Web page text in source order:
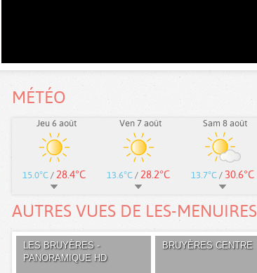
MÉTÉO
Jeu 6 août
15.0°C / 28.4°C
Ven 7 août
13.6°C / 28.2°C
Sam 8 août
13.7°C / 30.6°C
AUTRES VUES DE LES-MENUIRES
LES BRUYÈRES -
PANORAMIQUE HD
BRUYÈRES CENTRE